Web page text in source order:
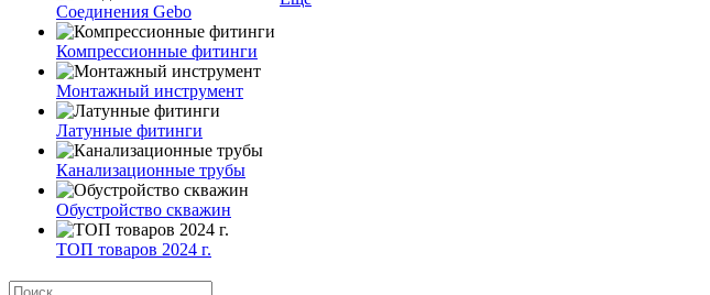
Соединения Gebo
Компрессионные фитинги
Монтажный инструмент
Латунные фитинги
Канализационные трубы
Обустройство скважин
ТОП товаров 2024 г.